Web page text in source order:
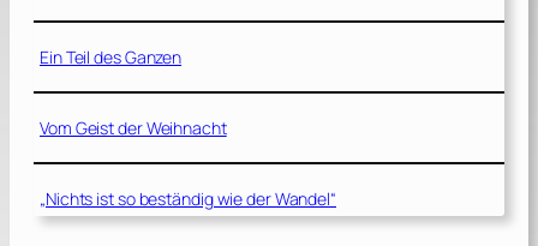
Ein Teil des Ganzen
Vom Geist der Weihnacht
„Nichts ist so beständig wie der Wandel“